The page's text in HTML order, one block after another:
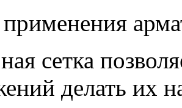
сетка
делать их